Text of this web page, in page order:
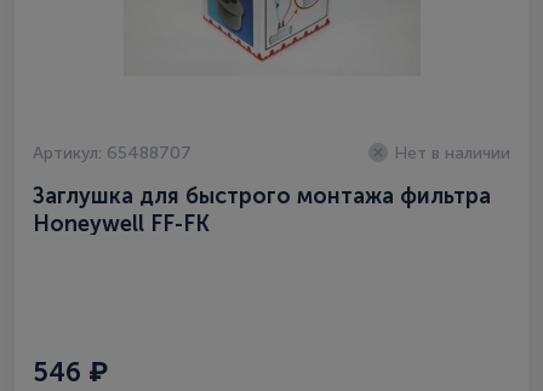
Артикул: 65488707 Нет в наличии
Заглушка для быстрого монтажа фильтра
Honeywell FF-FK
546 ₽